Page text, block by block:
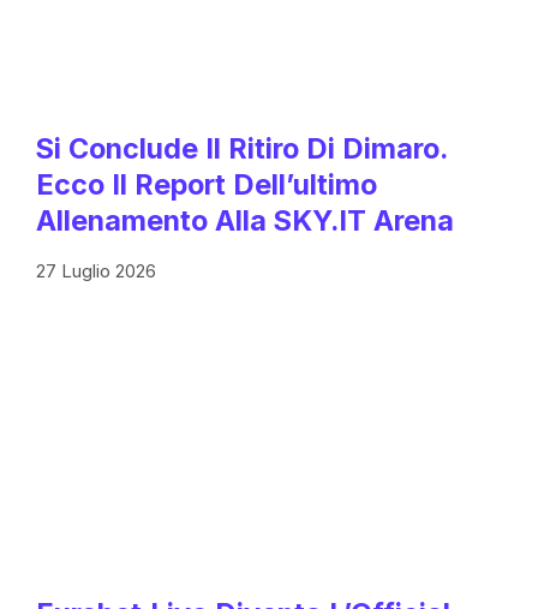
Si Conclude Il Ritiro Di Dimaro.
Ecco Il Report Dell’ultimo
Allenamento Alla SKY.IT Arena
27 Luglio 2026